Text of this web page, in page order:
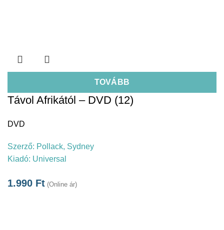
TOVÁBB
Távol Afrikától – DVD (12)
DVD
Szerző: Pollack, Sydney
Kiadó: Universal
1.990 Ft (Online ár)